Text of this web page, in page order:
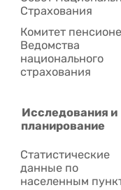
Cтрахования
Комитет
Ведомства
национального
страхования
Исследования и
планирование
Статистические
данные по
населенным